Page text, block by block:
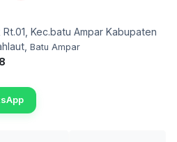
Kec.batu Ampar Kabupaten
, Batu Ampar